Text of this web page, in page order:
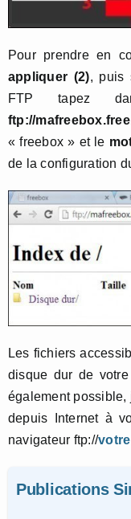
Pour prendre en
appliquer (2), puis
FTP tapez
ftp://
« freebox » et le
de la configuration
Les fichiers
disque dur de
également possible,
depuis Internet à
navigateur ftp://
Publications